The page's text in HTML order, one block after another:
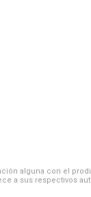
alguna con el
a sus respectivos